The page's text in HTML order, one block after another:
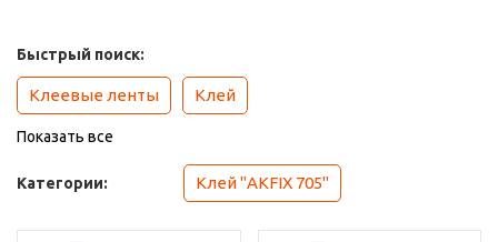
Быстрый поиск:
Клеевые ленты Клей
Показать все
Категории: Клей "AKFIX 705"